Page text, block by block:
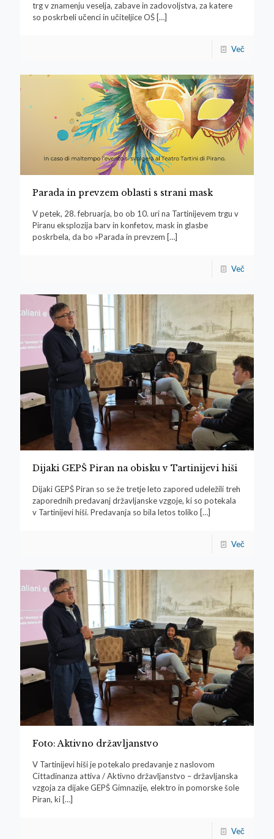
trg v znamenju veselja, zabave in zadovoljstva, za katere
so poskrbeli učenci in učiteljice OŠ […]
Več
Parada in prevzem oblasti s strani mask
V petek, 28. februarja, bo ob 10. uri na Tartinijevem trgu v
Piranu eksplozija barv in konfetov, mask in glasbe
poskrbela, da bo »Parada in prevzem […]
Več
Dijaki GEPŠ Piran na obisku v Tartinijevi hiši
Dijaki GEPŠ Piran so se že tretje leto zapored udeležili treh
zaporednih predavanj državljanske vzgoje, ki so potekala
v Tartinijevi hiši. Predavanja so bila letos toliko […]
Več
Foto: Aktivno državljanstvo
V Tartinijevi hiši je potekalo predavanje z naslovom
Cittadinanza attiva / Aktivno državljanstvo – državljanska
vzgoja za dijake GEPŠ Gimnazije, elektro in pomorske šole
Piran, ki […]
Več